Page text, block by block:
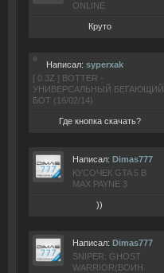
ONLINE
Круто
Написал: syperxak
[ 0.3Z ] BOTTER -
УНИВЕРСАЛЬНЫЙ БЕГАЮЩИЙ
БОТ (16/02/14)
Где кнопка скачать?
Написал: Dimas777
КУСОЧЕК GTA 5 В
MAX PAYNE 3
))
Написал: Dimas777
SNIPER: GHOST
WARRIOR(ВОИН